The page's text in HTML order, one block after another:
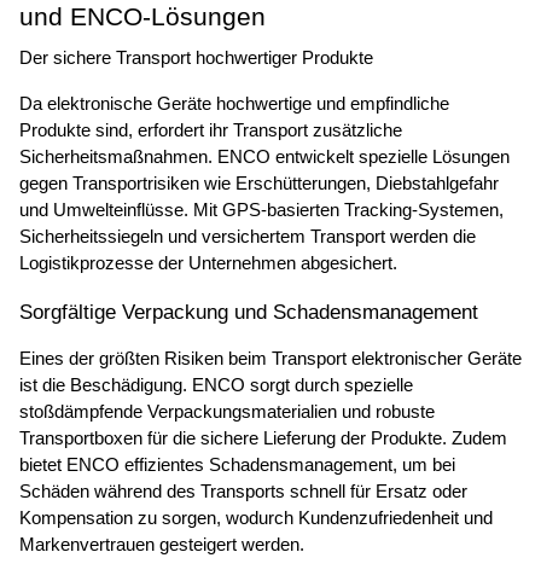
und ENCO-Lösungen
Der sichere Transport hochwertiger Produkte
Da elektronische Geräte hochwertige und empfindliche
Produkte sind, erfordert ihr Transport zusätzliche
Sicherheitsmaßnahmen. ENCO entwickelt spezielle Lösungen
gegen Transportrisiken wie Erschütterungen, Diebstahlgefahr
und Umwelteinflüsse. Mit GPS-basierten Tracking-Systemen,
Sicherheitssiegeln und versichertem Transport werden die
Logistikprozesse der Unternehmen abgesichert.
Sorgfältige Verpackung und Schadensmanagement
Eines der größten Risiken beim Transport elektronischer Geräte
ist die Beschädigung. ENCO sorgt durch spezielle
stoßdämpfende Verpackungsmaterialien und robuste
Transportboxen für die sichere Lieferung der Produkte. Zudem
bietet ENCO effizientes Schadensmanagement, um bei
Schäden während des Transports schnell für Ersatz oder
Kompensation zu sorgen, wodurch Kundenzufriedenheit und
Markenvertrauen gesteigert werden.